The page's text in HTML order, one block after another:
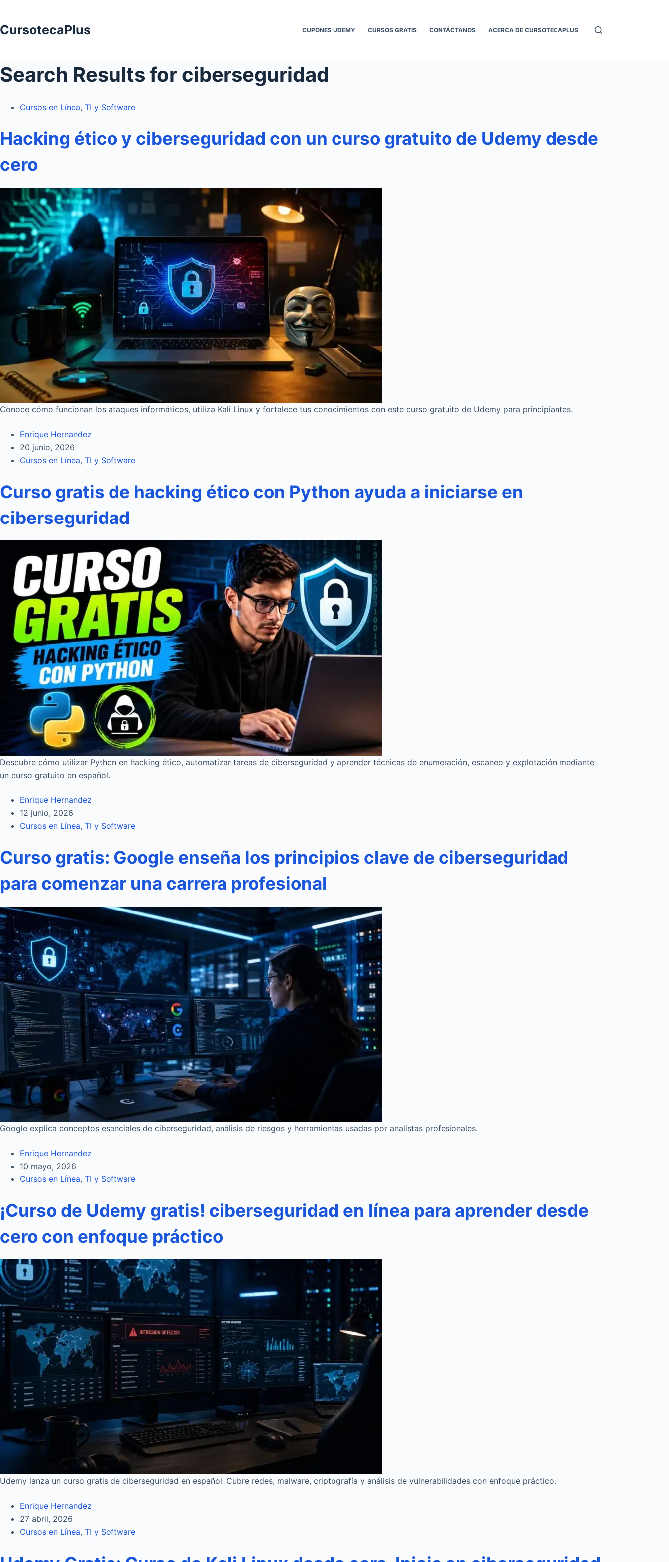
contenido
CursotecaPlus CUPONES UDEMY CURSOS GRATIS CONTÁCTANOS ACERCA DE CURSOTECAPLUS
Search Results for ciberseguridad
Cursos en Línea, TI y Software
Hacking ético y ciberseguridad con un curso gratuito de Udemy desde
cero
Conoce cómo funcionan los ataques informáticos, utiliza Kali Linux y fortalece tus conocimientos con este curso gratuito de Udemy para principiantes.
Enrique Hernandez
20 junio, 2026
Cursos en Línea, TI y Software
Curso gratis de hacking ético con Python ayuda a iniciarse en
ciberseguridad
Descubre cómo utilizar Python en hacking ético, automatizar tareas de ciberseguridad y aprender técnicas de enumeración, escaneo y explotación mediante
un curso gratuito en español.
Enrique Hernandez
12 junio, 2026
Cursos en Línea, TI y Software
Curso gratis: Google enseña los principios clave de ciberseguridad
para comenzar una carrera profesional
Google explica conceptos esenciales de ciberseguridad, análisis de riesgos y herramientas usadas por analistas profesionales.
Enrique Hernandez
10 mayo, 2026
Cursos en Línea, TI y Software
¡Curso de Udemy gratis! ciberseguridad en línea para aprender desde
cero con enfoque práctico
Udemy lanza un curso gratis de ciberseguridad en español. Cubre redes, malware, criptografía y análisis de vulnerabilidades con enfoque práctico.
Enrique Hernandez
27 abril, 2026
Cursos en Línea, TI y Software